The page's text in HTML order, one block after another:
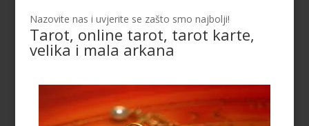
Nazovite nas i uvjerite se zašto smo najbolji!
Tarot, online tarot, tarot karte,
velika i mala arkana